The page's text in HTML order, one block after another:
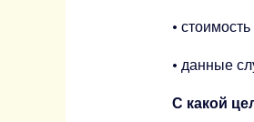
•
• данные
С какой